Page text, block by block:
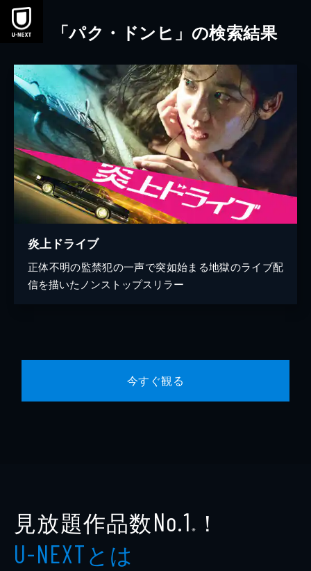
本文へスキップ
「パク・ドンヒ」の検索結果
炎上ドライブ
正体不明の監禁犯の一声で突如始まる地獄のライブ配
信を描いたノンストップスリラー
今すぐ観る
見放題作品数No.1 ※ ！
U-NEXTとは